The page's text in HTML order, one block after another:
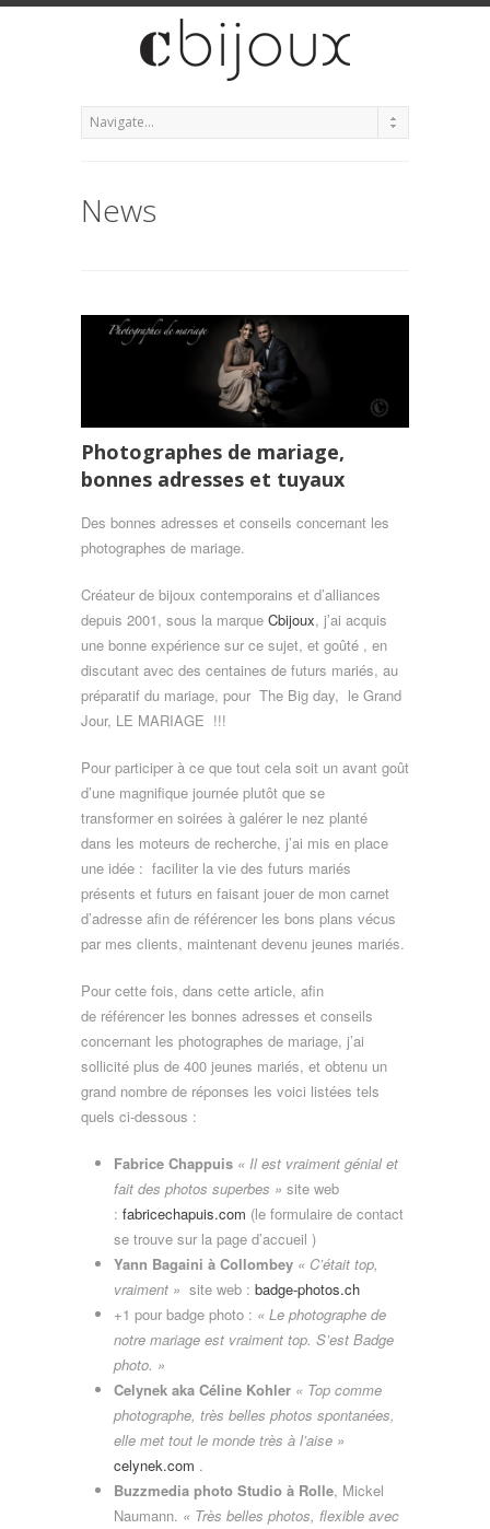
News
Photographes de mariage,
bonnes adresses et tuyaux
Des bonnes adresses et conseils concernant les
photographes de mariage.
Créateur de bijoux contemporains et d’alliances
depuis 2001, sous la marque Cbijoux, j’ai acquis
une bonne expérience sur ce sujet, et goûté , en
discutant avec des centaines de futurs mariés, au
préparatif du mariage, pour The Big day, le Grand
Jour, LE MARIAGE !!!
Pour participer à ce que tout cela soit un avant goût
d’une magnifique journée plutôt que se
transformer en soirées à galérer le nez planté
dans les moteurs de recherche, j’ai mis en place
une idée : faciliter la vie des futurs mariés
présents et futurs en faisant jouer de mon carnet
d’adresse afin de référencer les bons plans vécus
par mes clients, maintenant devenu jeunes mariés.
Pour cette fois, dans cette article, afin
de référencer les bonnes adresses et conseils
concernant les photographes de mariage, j’ai
sollicité plus de 400 jeunes mariés, et obtenu un
grand nombre de réponses les voici listées tels
quels ci-dessous :
Fabrice Chappuis « Il est vraiment génial et
fait des photos superbes » site web
: fabricechapuis.com (le formulaire de contact
se trouve sur la page d’accueil )
Yann Bagaini à Collombey « C’était top,
vraiment » site web : badge-photos.ch
+1 pour badge photo : « Le photographe de
notre mariage est vraiment top. S’est Badge
photo. »
Celynek aka Céline Kohler « Top comme
photographe, très belles photos spontanées,
elle met tout le monde très à l’aise »
celynek.com .
Buzzmedia photo Studio à Rolle, Mickel
Naumann. « Très belles photos, flexible avec